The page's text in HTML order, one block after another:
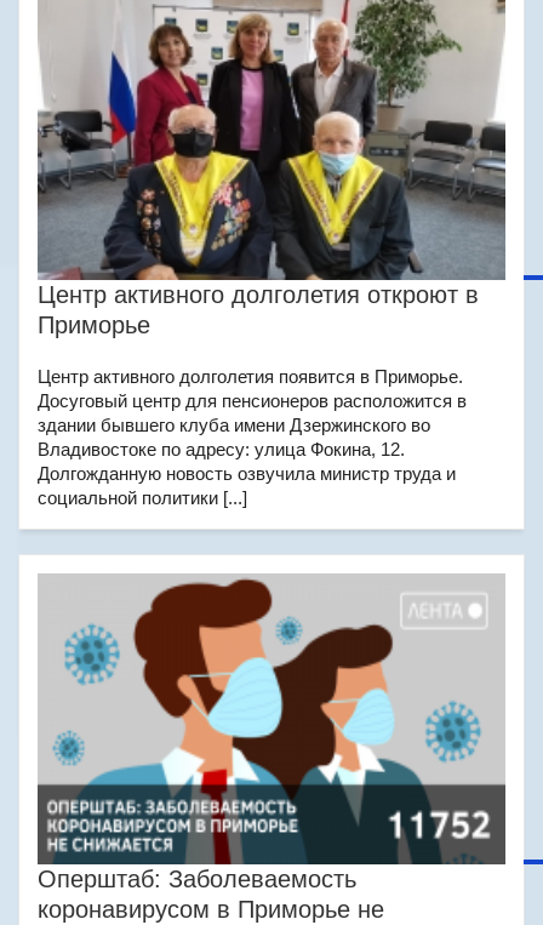
Центр активного долголетия откроют в
Приморье
Центр активного долголетия появится в Приморье.
Досуговый центр для пенсионеров расположится в
здании бывшего клуба имени Дзержинского во
Владивостоке по адресу: улица Фокина, 12.
Долгожданную новость озвучила министр труда и
социальной политики [...]
Оперштаб: Заболеваемость
коронавирусом в Приморье не